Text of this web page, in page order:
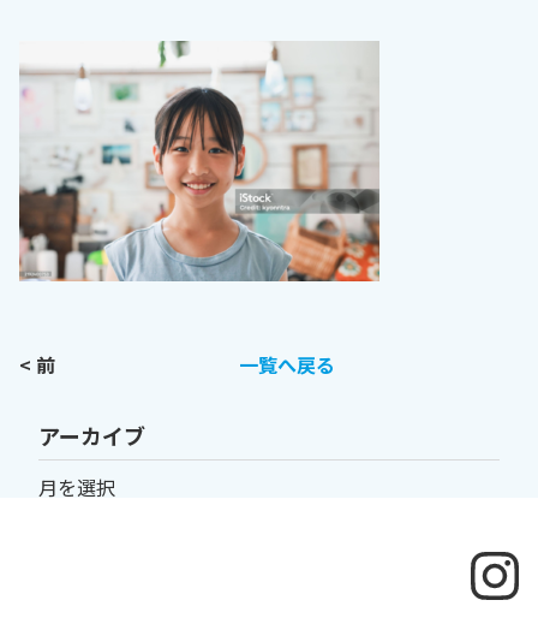
一覧へ戻る
< 前
アーカイブ